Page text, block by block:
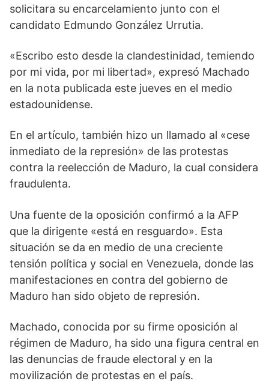
solicitara su encarcelamiento junto con el
candidato Edmundo González Urrutia.
«Escribo esto desde la clandestinidad, temiendo
por mi vida, por mi libertad», expresó Machado
en la nota publicada este jueves en el medio
estadounidense.
En el artículo, también hizo un llamado al «cese
inmediato de la represión» de las protestas
contra la reelección de Maduro, la cual considera
fraudulenta.
Una fuente de la oposición confirmó a la AFP
que la dirigente «está en resguardo». Esta
situación se da en medio de una creciente
tensión política y social en Venezuela, donde las
manifestaciones en contra del gobierno de
Maduro han sido objeto de represión.
Machado, conocida por su firme oposición al
régimen de Maduro, ha sido una figura central en
las denuncias de fraude electoral y en la
movilización de protestas en el país.